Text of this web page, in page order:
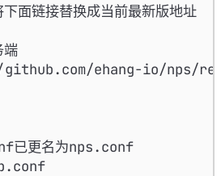
面链接替换成当前最新版地址
端
ehang-io/nps/
已更名为nps.conf